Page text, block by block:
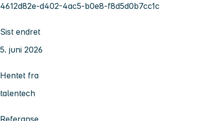
4612d82e-d402-4ac5-b0e8-f8d5d0b7cc1c
Sist endret
5. juni 2026
Hentet fra
talentech
Referanse